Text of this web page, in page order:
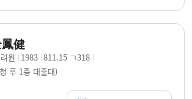
健
원 1983 811.15 ㄱ318
후 1층 대출대)